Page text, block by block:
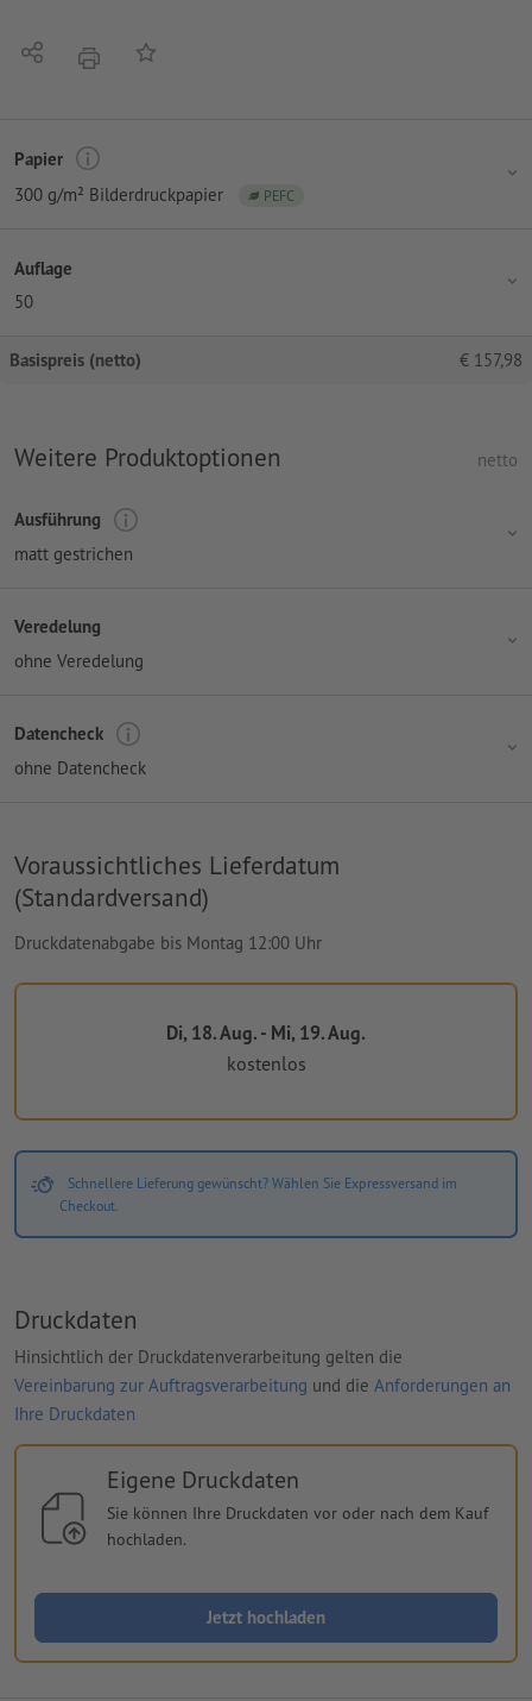
Teilen DruckenAuf die Merkliste
Papier
300 g/m² Bilderdruckpapier
PEFC
Auflage
50
Basispreis (netto) € 157,98
Weitere Produktoptionen netto
Ausführung
matt gestrichen
Veredelung
ohne Veredelung
Datencheck
ohne Datencheck
Voraussichtliches Lieferdatum
(Standardversand)
Druckdatenabgabe bis Montag 12:00 Uhr
Di, 18. Aug. - Mi, 19. Aug.
kostenlos
Schnellere Lieferung gewünscht? Wählen Sie Expressversand im
Checkout.
Druckdaten
Hinsichtlich der Druckdatenverarbeitung gelten die
Vereinbarung zur Auftragsverarbeitung und die Anforderungen an
Ihre Druckdaten
Eigene Druckdaten
Sie können Ihre Druckdaten vor oder nach dem Kauf
hochladen.
Jetzt hochladen